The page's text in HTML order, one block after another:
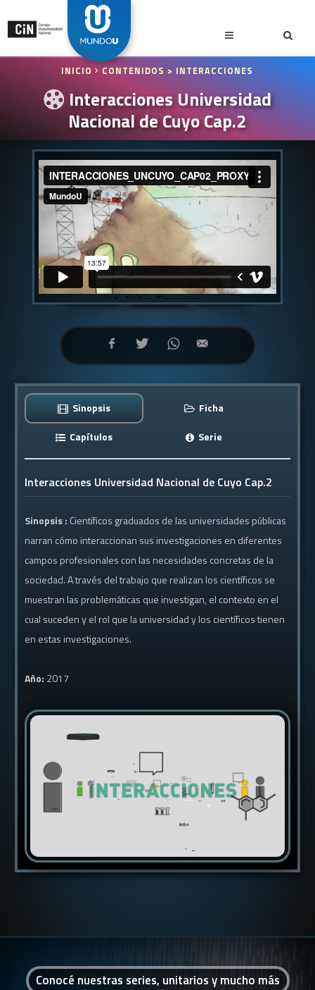
INICIO CONTENIDOS > INTERACCIONES
Interacciones Universidad
Nacional de Cuyo Cap.2
Sinopsis
Ficha
Capítulos
Serie
Interacciones Universidad Nacional de Cuyo Cap.2
Sinopsis : Científicos graduados de las universidades públicas
narran cómo interaccionan sus investigaciones en diferentes
campos profesionales con las necesidades concretas de la
sociedad. A través del trabajo que realizan los científicos se
muestran las problemáticas que investigan, el contexto en el
cual suceden y el rol que la universidad y los científicos tienen
en estas investigaciones.
Año: 2017
Conocé nuestras series, unitarios y mucho más